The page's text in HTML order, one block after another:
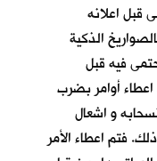
قبل اعلانه
الذكية
فيه قبل
أوامر بضرب
و اشعال
فتم اعطاء الأمر